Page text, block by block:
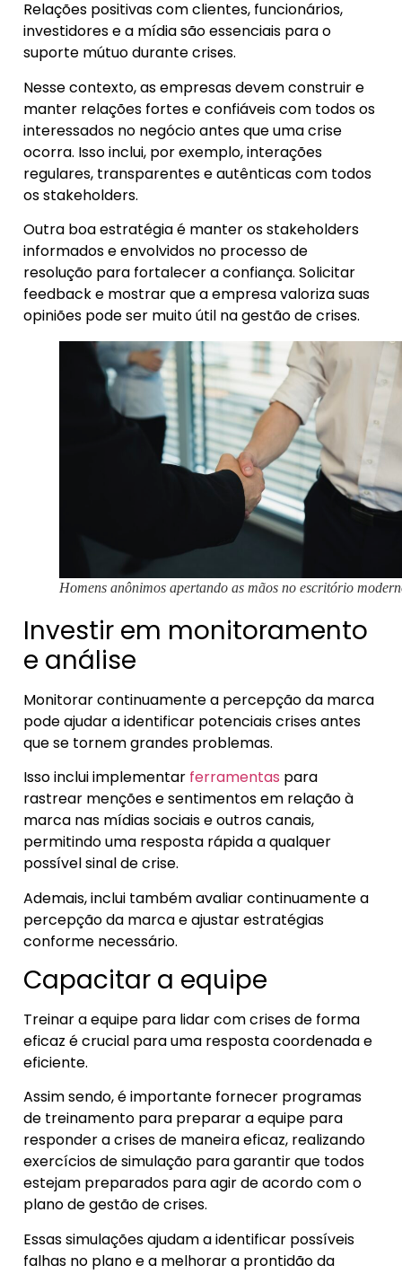
Relações positivas com clientes, funcionários,
investidores e a mídia são essenciais para o
suporte mútuo durante crises.
Nesse contexto, as empresas devem construir e
manter relações fortes e confiáveis com todos os
interessados no negócio antes que uma crise
ocorra. Isso inclui, por exemplo, interações
regulares, transparentes e autênticas com todos
os stakeholders.
Outra boa estratégia é manter os stakeholders
informados e envolvidos no processo de
resolução para fortalecer a confiança. Solicitar
feedback e mostrar que a empresa valoriza suas
opiniões pode ser muito útil na gestão de crises.
Homens anônimos apertando as mãos no escritório
Investir em monitoramento
e análise
Monitorar continuamente a percepção da marca
pode ajudar a identificar potenciais crises antes
que se tornem grandes problemas.
Isso inclui implementar ferramentas para
rastrear menções e sentimentos em relação à
marca nas mídias sociais e outros canais,
permitindo uma resposta rápida a qualquer
possível sinal de crise.
Ademais, inclui também avaliar continuamente a
percepção da marca e ajustar estratégias
conforme necessário.
Capacitar a equipe
Treinar a equipe para lidar com crises de forma
eficaz é crucial para uma resposta coordenada e
eficiente.
Assim sendo, é importante fornecer programas
de treinamento para preparar a equipe para
responder a crises de maneira eficaz, realizando
exercícios de simulação para garantir que todos
estejam preparados para agir de acordo com o
plano de gestão de crises.
Essas simulações ajudam a identificar possíveis
falhas no plano e a melhorar a prontidão da